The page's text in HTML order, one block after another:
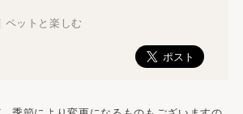
ットと楽しむ